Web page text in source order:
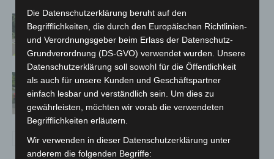
Brand im „Haus der Begegnung“ in
Neuwarmbüchen schnell eingedämmt
Region Hannover: 21 neue
Notfallsanitäter starten beim Roten
Kreuz
Die Datenschutzerklärung beruht auf den
Begrifflichkeiten, die durch den Europäischen Richtlinien-
und Verordnungsgeber beim Erlass der Datenschutz-
Grundverordnung (DS-GVO) verwendet wurden. Unsere
Datenschutzerklärung soll sowohl für die Öffentlichkeit
als auch für unsere Kunden und Geschäftspartner
einfach lesbar und verständlich sein. Um dies zu
gewährleisten, möchten wir vorab die verwendeten
Begrifflichkeiten erläutern.
Wir verwenden in dieser Datenschutzerklärung unter
anderem die folgenden Begriffe: